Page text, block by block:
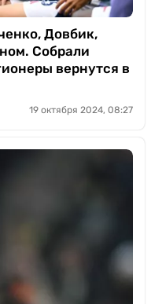
Довбик,
Собрали
вернутся в
19 октября 2024, 08:27